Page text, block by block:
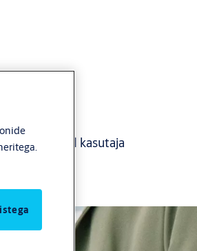
kiipkaardid kasutaja